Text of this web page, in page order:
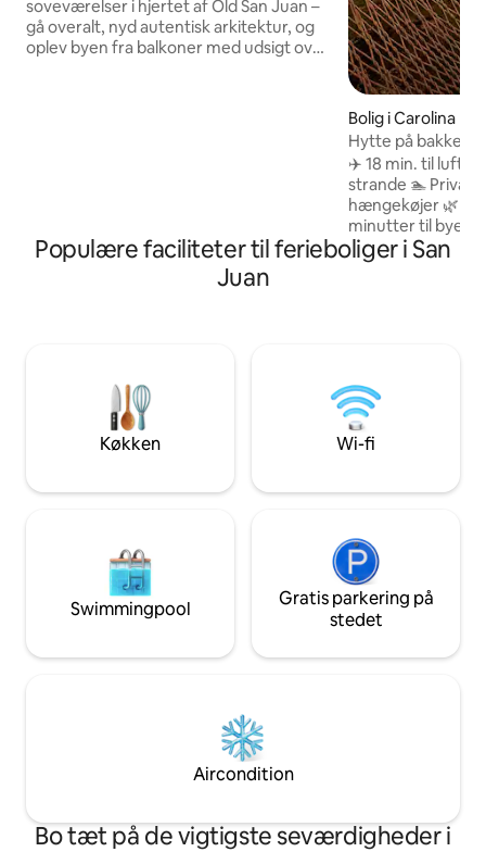
soveværelser i hjertet af Old San Juan –
gå overalt, nyd autentisk arkitektur, og
oplev byen fra balkoner med udsigt over
Fantastisk til familier, par og små
grupper, der gerne vil gå overalt
Bolig i Carolina
Hytte på
18 minutter til
✈️ 18 min. til
strande 🏊 Privat
hængekøjer 🌿
minutter til byen
Yunque og
bakketop med
solopgangen fra
beliggenhed ⚡
smart-tv og
Strandstole,
Populære faciliteter til ferieboliger i San
Juan
Køkken Wi-fi
Swimmingpool
Gratis parkering på
stedet
Aircondition
Bo tæt på de vigtigste seværdigheder i